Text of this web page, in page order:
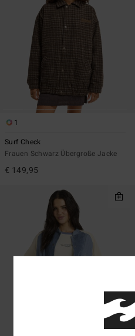
1
Surf Check
Frauen Schwarz Übergroße Jacke
€ 149,95